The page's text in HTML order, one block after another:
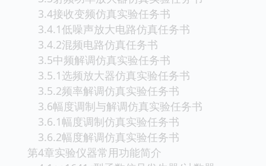
3.4接收变频仿真实验任务书
3.4.1低噪声放大电路仿真任务书
3.4.2混频电路仿真任务书
3.5中频解调仿真实验任务书
3.5.1选频放大器仿真实验任务书
3.5.2频率解调仿真实验任务书
3.6幅度调制与解调仿真实验任务书
3.6.1幅度调制仿真实验任务书
3.6.2幅度解调仿真实验任务书
第4章实验仪器常用功能简介